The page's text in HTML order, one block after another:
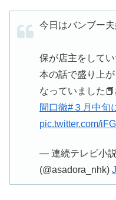
今日はバンブー
保が店主をして
本の話で盛り上
なっていました📕
間口徹#３月中旬
pic.twitter.com/
— 連続テレビ小説
(@asadora_nhk)